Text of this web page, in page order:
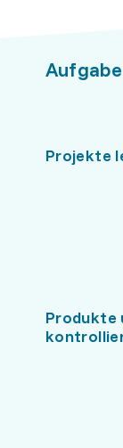
Projekte
Produkte